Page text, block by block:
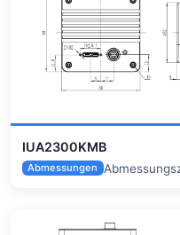
IUA2300KMB
Abmessungen